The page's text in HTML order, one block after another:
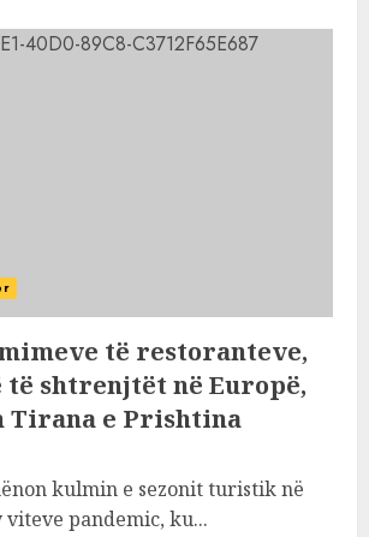
të restoranteve,
të shtrenjtët në Europë,
Tirana e Prishtina
kulmin e sezonit turistik në
viteve pandemic, ku...